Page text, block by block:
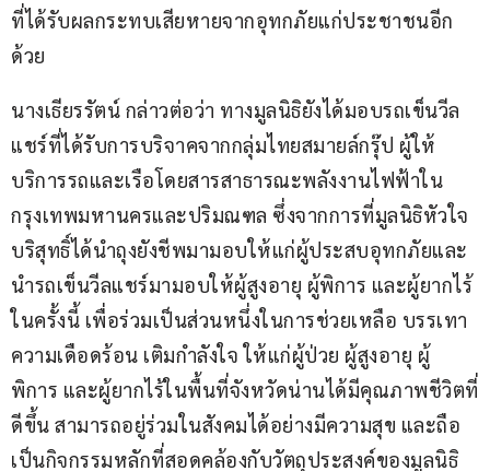
ที่ได้รับผลกระทบเสียหายจากอุทกภัยแก่ประชาชนอีก
ด้วย
นางเธียรรัตน์ กล่าวต่อว่า ทางมูลนิธิยังได้มอบรถเข็นวีล
แชร์ที่ได้รับการบริจาคจากกลุ่มไทยสมายล์กรุ๊ป ผู้ให้
บริการรถและเรือโดยสารสาธารณะพลังงานไฟฟ้าใน
กรุงเทพมหานครและปริมณฑล ซึ่งจากการที่มูลนิธิหัวใจ
บริสุทธิ์ได้นำถุงยังชีพมามอบให้แก่ผู้ประสบอุทกภัยและ
นำรถเข็นวีลแชร์มามอบให้ผู้สูงอายุ ผู้พิการ และผู้ยากไร้
ในครั้งนี้ เพื่อร่วมเป็นส่วนหนึ่งในการช่วยเหลือ บรรเทา
ความเดือดร้อน เติมกำลังใจ ให้แก่ผู้ป่วย ผู้สูงอายุ ผู้
พิการ และผู้ยากไร้ในพื้นที่จังหวัดน่านได้มีคุณภาพชีวิตที่
ดีขึ้น สามารถอยู่ร่วมในสังคมได้อย่างมีความสุข และถือ
เป็นกิจกรรมหลักที่สอดคล้องกับวัตถุประสงค์ของมูลนิธิ